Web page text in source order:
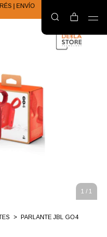
| ENVÍO
1 / 1
>
PARLANTE JBL GO4